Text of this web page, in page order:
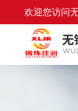
欢迎您访问